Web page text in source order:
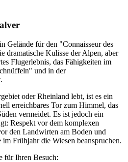
Gelände für den "Connaisseur des
dramatische Kulisse der Alpen, aber
Flugerlebnis, das Fähigkeiten im
und in der
oder Rheinland lebt, ist es ein
erreichbares Tor zum Himmel, das
vermeidet. Es ist jedoch ein
Respekt vor dem komplexen
den Landwirten am Boden und
Frühjahr die Wiesen beanspruchen.
für Ihren Besuch: